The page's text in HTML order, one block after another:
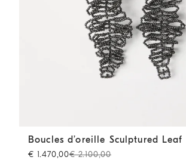
Boucles d’oreille Sculptured Leaf Lignite
Boucles d’oreille Sculptured Leaf
€ 1.470,00€ 2.100,00